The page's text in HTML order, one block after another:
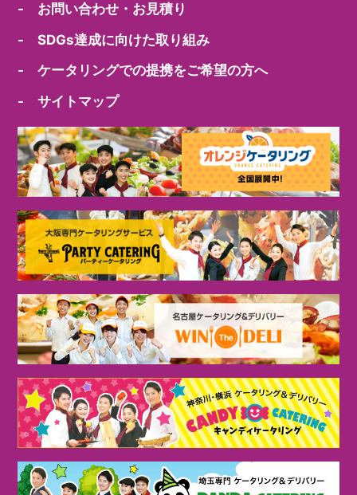
- お問い合わせ・お見積り
- SDGs達成に向けた取り組み
- ケータリングでの提携をご希望の方へ
- サイトマップ